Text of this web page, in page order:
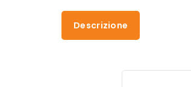
Descrizione